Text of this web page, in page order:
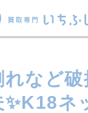
など破
ネ